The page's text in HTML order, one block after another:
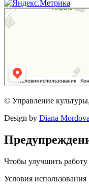
© Управление
Design by Diana Mordova
Чтобы улучшить
Условия